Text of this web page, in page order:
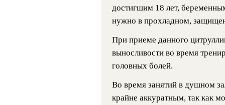
достигшим 18 лет,
нужно в прохладном,
При приеме данного
выносливости во время
головных болей.
Во время занятий в душном
крайне аккуратным, так как